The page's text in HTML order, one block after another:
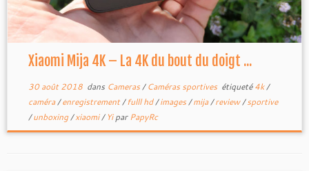
Xiaomi Mija 4K – La 4K du bout du doigt ...
30 août 2018dans Cameras/Caméras sportives étiqueté4k/
caméra/enregistrement/fulll hd/images/mija/review/sportive
/unboxing/xiaomi/ YiparPapyRc